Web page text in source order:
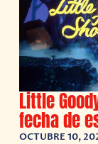
Little
fecha de
OCTUBRE 10,